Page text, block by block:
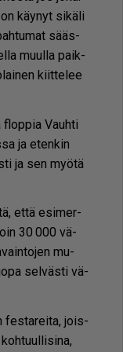
käy­nyt si­kä­li
sääs­
muul­la paik­
kiit­te­lee
Vauh­ti
ja eten­kin
ja sen myö­tä
et­tä esi­mer­
30 000 vä­
mu­
sel­väs­ti vä­
fes­ta­rei­ta, jois­